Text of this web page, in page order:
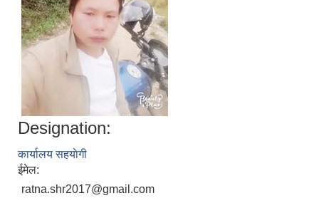
Designation:
कार्यालय सहयाेगी
ईमेल:
ratna.shr2017@gmail.com